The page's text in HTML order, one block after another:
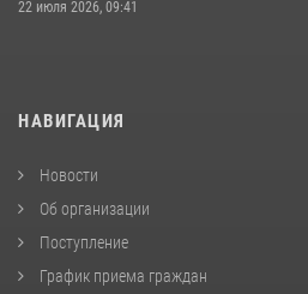
22 июля 2026, 09:41
НАВИГАЦИЯ
Новости
Об организации
Поступление
График приема граждан